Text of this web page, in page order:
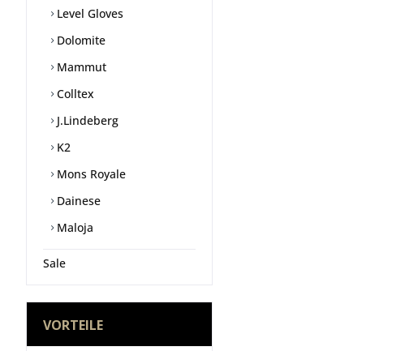
Level Gloves
Dolomite
Mammut
Colltex
J.Lindeberg
K2
Mons Royale
Dainese
Maloja
Sale
VORTEILE